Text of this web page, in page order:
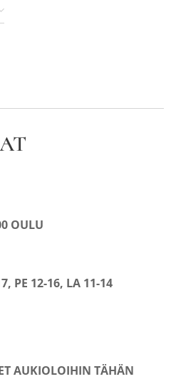
OULU
PE 12-16, LA 11-14
AUKIOLOIHIN TÄHÄN